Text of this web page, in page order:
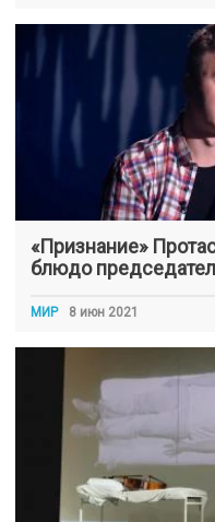
«Признание»
блюдо
МИР 8 июн 2021